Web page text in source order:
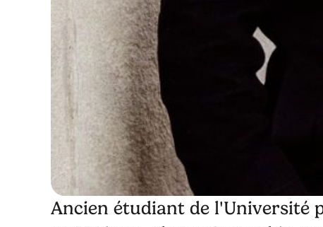
Ancien étudiant de l'Université